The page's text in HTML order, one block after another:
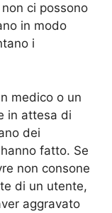
ci possono
in modo
i
medico o un
in attesa di
dei
fatto. Se
non consone
di un utente,
aggravato